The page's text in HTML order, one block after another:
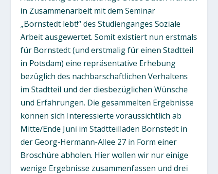
in Zusammenarbeit mit dem Seminar
„Bornstedt lebt!“ des Studienganges Soziale
Arbeit ausgewertet. Somit existiert nun erstmals
für Bornstedt (und erstmalig für einen Stadtteil
in Potsdam) eine repräsentative Erhebung
bezüglich des nachbarschaftlichen Verhaltens
im Stadtteil und der diesbezüglichen Wünsche
und Erfahrungen. Die gesammelten Ergebnisse
können sich Interessierte voraussichtlich ab
Mitte/Ende Juni im Stadtteilladen Bornstedt in
der Georg-Hermann-Allee 27 in Form einer
Broschüre abholen. Hier wollen wir nur einige
wenige Ergebnisse zusammenfassen und drei